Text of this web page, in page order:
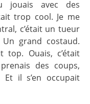
jouais avec des
trop cool. Je me
c’était un tueur
grand costaud.
top. Ouais, c’était
des coups,
il s’en occupait